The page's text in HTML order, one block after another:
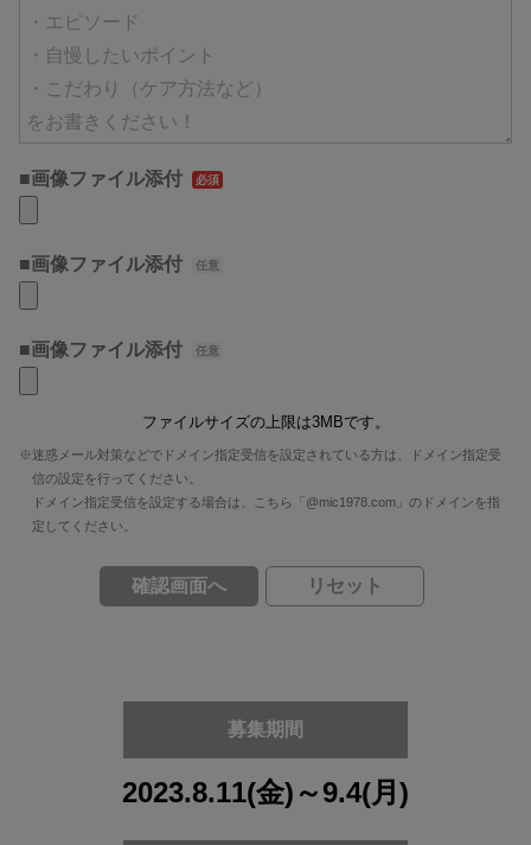
■画像ファイル添付
■画像ファイル添付
■画像ファイル添付
ファイルサイズの上限は3MBです。
※迷惑メール対策などでドメイン指定受信を設定されている方は、ドメイン指定受
信の設定を行ってください。
ドメイン指定受信を設定する場合は、こちら「@mic1978.com」のドメインを指
定してください。
募集期間
2023.8.11(金)～9.4(月)